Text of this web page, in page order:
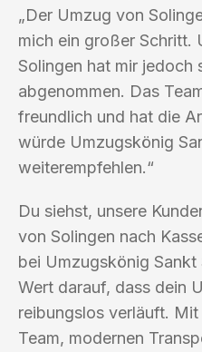
„Der Umzug von
mich ein großer Schritt.
Solingen hat mir jedoch
abgenommen. Das
freundlich und hat die
würde Umzugskönig
weiterempfehlen.“
Du siehst, unsere
von Solingen nach
bei Umzugskönig
Wert darauf, dass dein
reibungslos verläuft.
Team, modernen